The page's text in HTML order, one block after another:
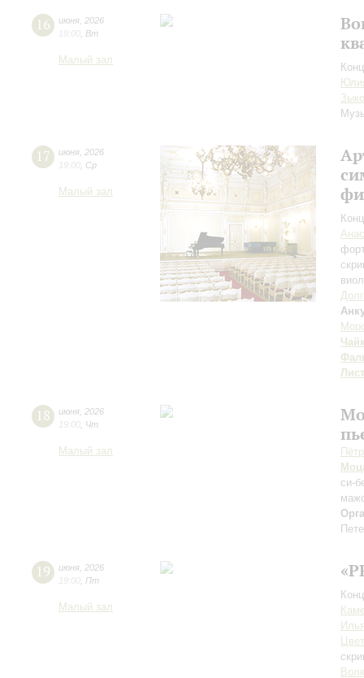
16 июня 2026
19:00 Вт
Малый зал
17 июня 2026
19:00 Ср
Малый зал
Лист
18 июня 2026
19:00 Чт
Малый зал
си-
19 июня 2026
19:00 Пт
Малый зал